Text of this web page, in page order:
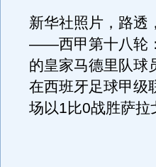
新华社照片，路透
――西甲第十八轮
的皇家马德里队球
在西班牙足球甲级
场以1比0战胜萨拉